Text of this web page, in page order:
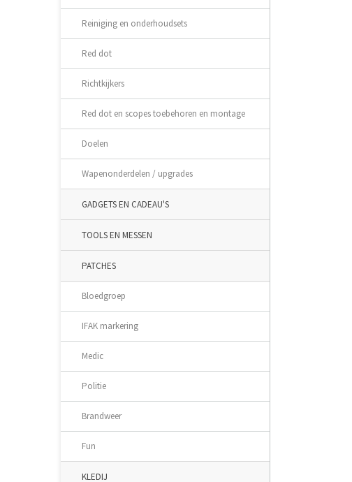
Reiniging en onderhoudsets
Red dot
Richtkijkers
Red dot en scopes toebehoren en montage
Doelen
Wapenonderdelen / upgrades
GADGETS EN CADEAU'S
TOOLS EN MESSEN
PATCHES
Bloedgroep
IFAK markering
Medic
Politie
Brandweer
Fun
KLEDIJ